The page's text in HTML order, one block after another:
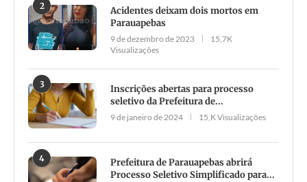
2
Acidentes deixam dois mortos em
Parauapebas
9 de dezembro de 2023
15,7K
Visualizações
3
Inscrições abertas para processo
seletivo da Prefeitura de...
9 de janeiro de 2024 15,K Visualizações
4
Prefeitura de Parauapebas abrirá
Processo Seletivo Simplificado para...